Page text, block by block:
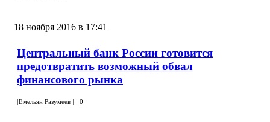
18 ноября 2016 в 17:41
Центральный банк России готовится
предотвратить возможный обвал
финансового рынка
|Емельян Разумеев | | 0